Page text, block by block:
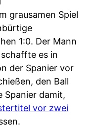
grausamen Spiel
1:0. Der Mann
es in
der Spanier vor
den Ball
Spanier damit,
vor zwei